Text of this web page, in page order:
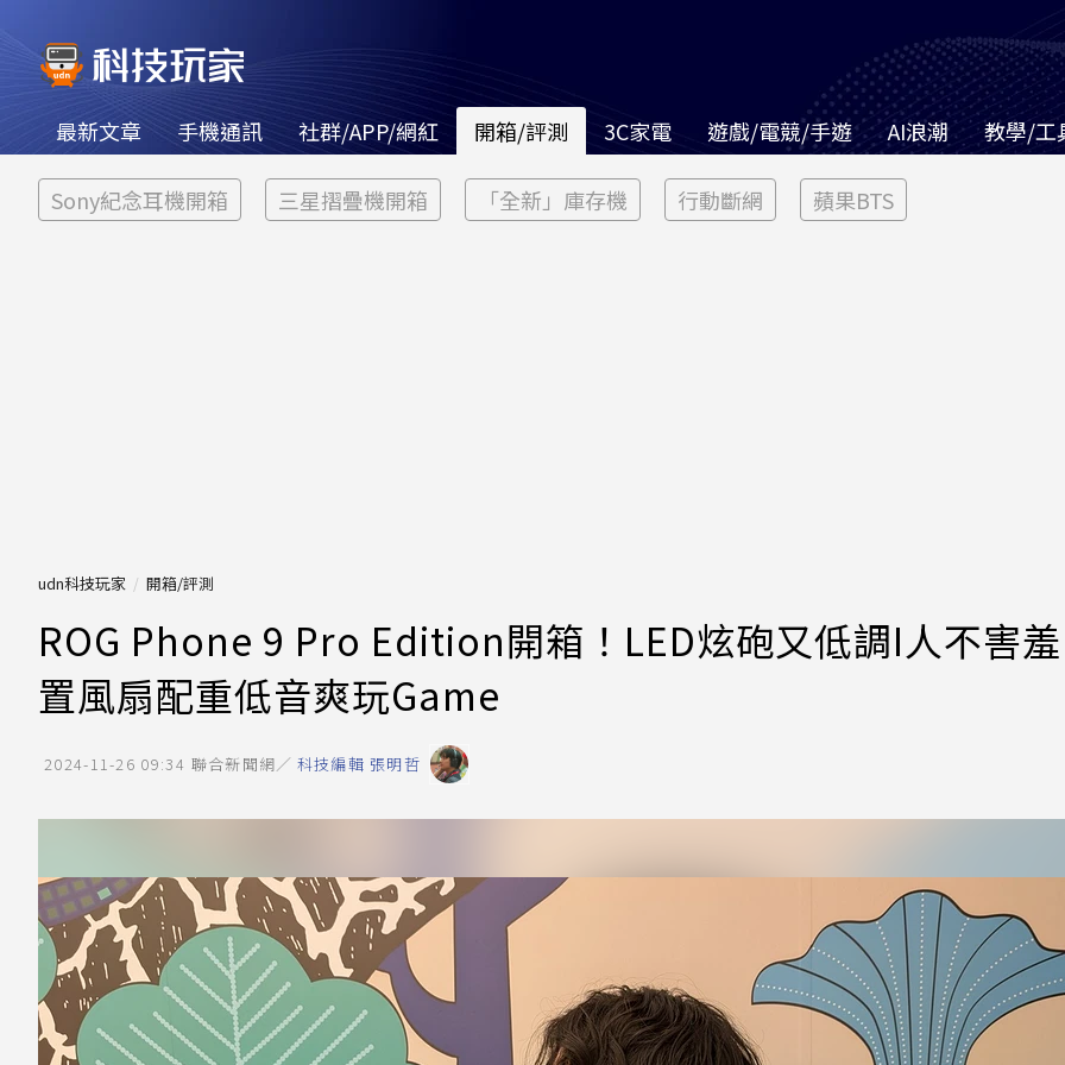
最新文章 手機通訊 社群/APP/網紅 開箱/評測 3C家電 遊戲/電競/手遊 AI浪潮 教學/工
Sony紀念耳機開箱 三星摺疊機開箱 「全新」庫存機 行動斷網 蘋果BTS
udn科技玩家 開箱/評測
ROG Phone 9 Pro Edition開箱！LED炫砲又低調I人不害
置風扇配重低音爽玩Game
2024-11-26 09:34 聯合新聞網／ 科技編輯 張明哲